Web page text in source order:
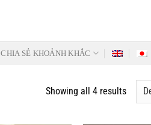
CHIA SẺ KHOẢNH KHẮC
Showing all 4 results